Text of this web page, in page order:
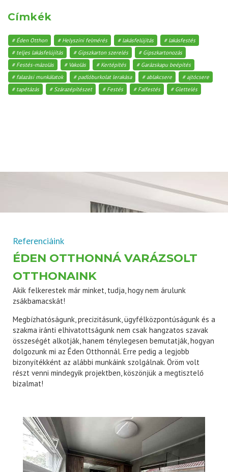
Címkék
Éden Otthon Helyszíni felmérés lakásfelújítás
lakásfestés
teljes lakásfelújítás
Gipszkarton szerelés
Gipszkartonozás
Festés-mázolás
Vakolás Kertépítés
Garázskapu beépítés
falazási munkálatok
padlóburkolat lerakása ablakcsere
ajtócsere
tapétázás
Szárazépítészet Festés Falfestés Glettelés
Referenciáink
ÉDEN OTTHONNÁ VARÁZSOLT
OTTHONAINK
Akik felkerestek már minket, tudja, hogy nem árulunk
zsákbamacskát!
Megbízhatóságunk, precizitásunk, ügyfélközpontúságunk és a
szakma iránti elhivatottságunk nem csak hangzatos szavak
összeségét alkotják, hanem ténylegesen bemutatják, hogyan
dolgozunk mi az Éden Otthonnál. Erre pedig a legjobb
bizonyítékként az alábbi munkáink szolgálnak. Öröm volt
részt venni mindegyik projektben, köszönjük a megtisztelő
bizalmat!